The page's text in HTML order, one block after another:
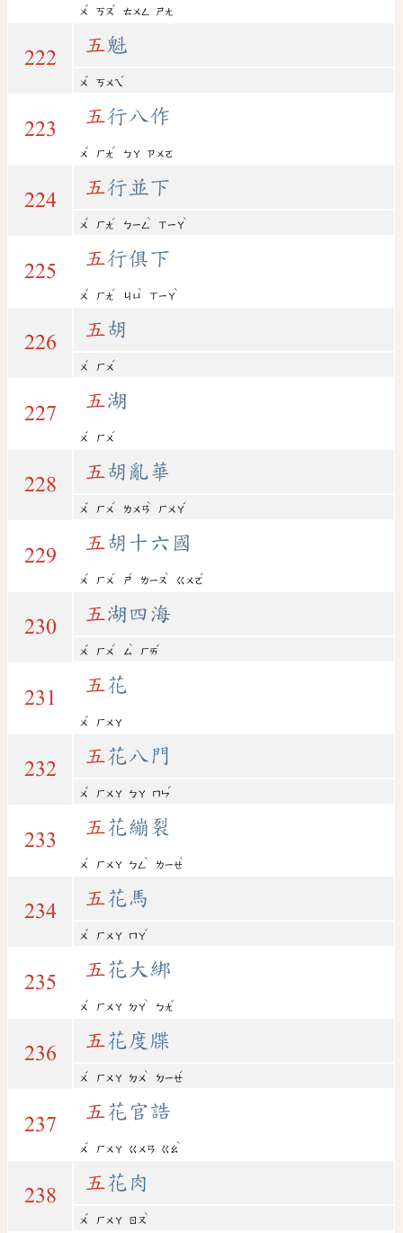
ㄨ
ˇ
ㄎㄡ
ˇ
ㄊㄨㄥ ㄕㄤ
222
五魁
ㄨ
ˇ
ㄎㄨㄟ
ˊ
223
五行八作
ㄨ
ˇ
ㄏㄤ
ˊ
ㄅㄚ ㄗㄨㄛ
224
五行並下
ㄨ
ˇ
ㄏㄤ
ˊ
ㄅㄧㄥ
ˋ
ㄒㄧㄚ
ˋ
225
五行俱下
ㄨ
ˇ
ㄏㄤ
ˊ
ㄐㄩ
ˋ
ㄒㄧㄚ
ˋ
226
五胡
ㄨ
ˇ
ㄏㄨ
ˊ
227
五湖
ㄨ
ˇ
ㄏㄨ
ˊ
228
五胡亂華
ㄨ
ˇ
ㄏㄨ
ˊ
ㄌㄨㄢ
ˋ
ㄏㄨㄚ
ˊ
229
五胡十六國
ㄨ
ˇ
ㄏㄨ
ˊ
ㄕ
ˊ
ㄌㄧㄡ
ˋ
ㄍㄨㄛ
ˊ
230
五湖四海
ㄨ
ˇ
ㄏㄨ
ˊ
ㄙ
ˋ
ㄏㄞ
ˇ
231
五花
ㄨ
ˇ
ㄏㄨㄚ
232
五花八門
ㄨ
ˇ
ㄏㄨㄚ ㄅㄚ ㄇㄣ
ˊ
233
五花繃裂
ㄨ
ˇ
ㄏㄨㄚ ㄅㄥ
ˋ
ㄌㄧㄝ
ˋ
234
五花馬
ㄨ
ˇ
ㄏㄨㄚ ㄇㄚ
ˇ
235
五花大綁
ㄨ
ˇ
ㄏㄨㄚ ㄉㄚ
ˋ
ㄅㄤ
ˇ
236
五花度牒
ㄨ
ˇ
ㄏㄨㄚ ㄉㄨ
ˋ
ㄉㄧㄝ
ˊ
237
五花官誥
ㄨ
ˇ
ㄏㄨㄚ ㄍㄨㄢ ㄍㄠ
ˋ
238
五花肉
ㄨ
ˇ
ㄏㄨㄚ ㄖㄡ
ˋ